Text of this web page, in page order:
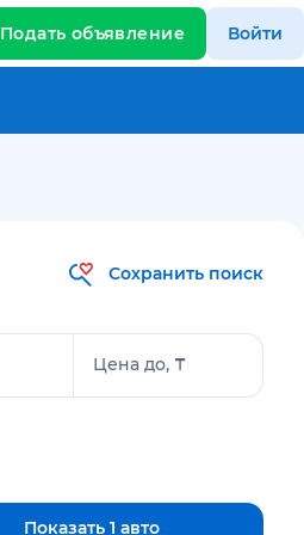
Подать объявление Войти
Сохранить поиск
Цена до, ₸
Показать 1 авто